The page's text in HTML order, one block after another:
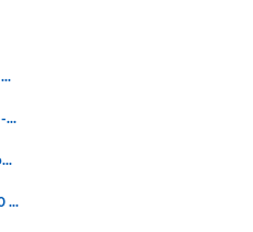
Imprimantes et télécopieurs professionnels
Imprimantes multifonctions - Multifonctions
Imprimantes couleur multifonction
Série Canon i-SENSYS MF750 - Imprimantes couleur de bureau